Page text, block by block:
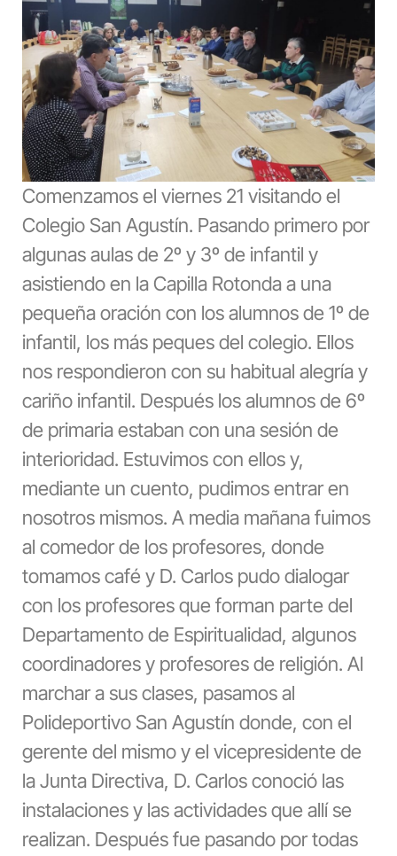
Comenzamos el viernes 21 visitando el
Colegio San Agustín. Pasando primero por
algunas aulas de 2º y 3º de infantil y
asistiendo en la Capilla Rotonda a una
pequeña oración con los alumnos de 1º de
infantil, los más peques del colegio. Ellos
nos respondieron con su habitual alegría y
cariño infantil. Después los alumnos de 6º
de primaria estaban con una sesión de
interioridad. Estuvimos con ellos y,
mediante un cuento, pudimos entrar en
nosotros mismos. A media mañana fuimos
al comedor de los profesores, donde
tomamos café y D. Carlos pudo dialogar
con los profesores que forman parte del
Departamento de Espiritualidad, algunos
coordinadores y profesores de religión. Al
marchar a sus clases, pasamos al
Polideportivo San Agustín donde, con el
gerente del mismo y el vicepresidente de
la Junta Directiva, D. Carlos conoció las
instalaciones y las actividades que allí se
realizan. Después fue pasando por todas